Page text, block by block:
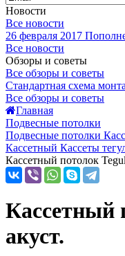
Новости
Все новости
26 февраля 2017
Все новости
Обзоры и советы
Все обзоры и советы
Стандартная схема
Все обзоры и советы
Главная
Подвесные потолки
Подвесные потолки
Кассетный Кассеты
Кассетный потолок
Кассетный
акуст.